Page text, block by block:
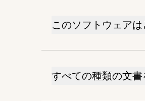
このソフトウェア
すべての種類の文